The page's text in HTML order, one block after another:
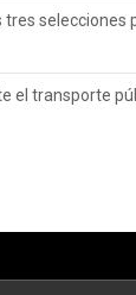
selecciones
el transporte